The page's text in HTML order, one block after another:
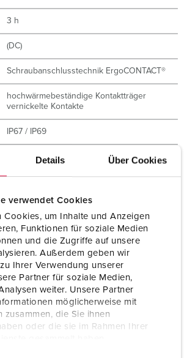
Details Über Cookies
verwendet Cookies
Cookies, um Inhalte und Anzeigen
Funktionen für soziale Medien
und die Zugriffe auf unsere
Außerdem geben wir
Ihrer Verwendung unserer
Partner für soziale Medien,
weiter. Unsere Partner
möglicherweise mit
zusammen, die Sie ihnen
oder die sie im Rahmen Ihrer
3 h
(DC)
Schraubanschlusstechnik ErgoCONTACT®
hochwärmebeständige Kontaktträger
vernickelte Kontakte
IP67 / IP69